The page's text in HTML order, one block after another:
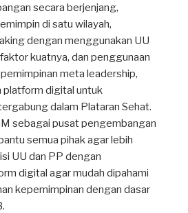
secara berjenjang,
di satu wilayah,
dengan menggunakan UU
kuatnya, dan penggunaan
meta leadership,
platform digital untuk
dalam Plataran Sehat.
sebagai pusat pengembangan
semua pihak agar lebih
UU dan PP dengan
digital agar mudah dipahami
kepemimpinan dengan dasar